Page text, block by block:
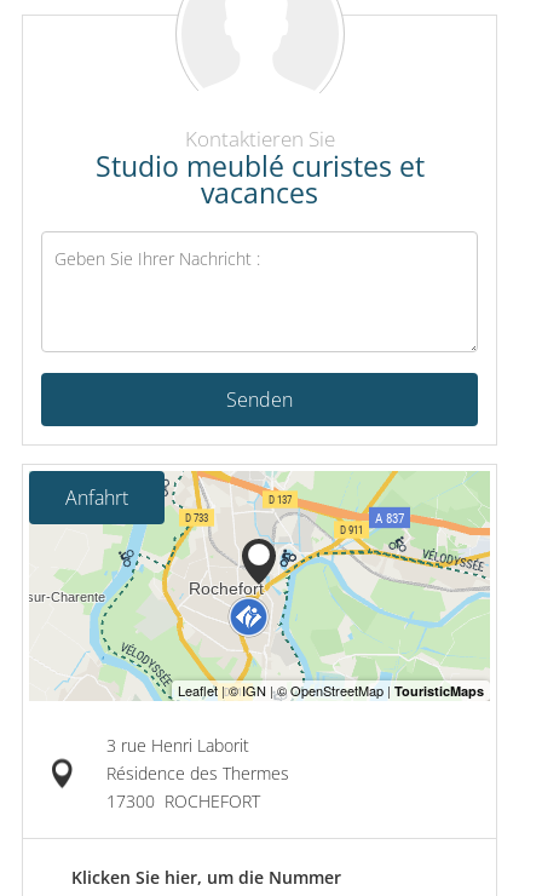
Kontaktieren Sie
Studio meublé curistes et
vacances
Senden
Anfahrt
3 rue Henri Laborit
Résidence des Thermes
17300 ROCHEFORT
Klicken Sie hier, um die Nummer